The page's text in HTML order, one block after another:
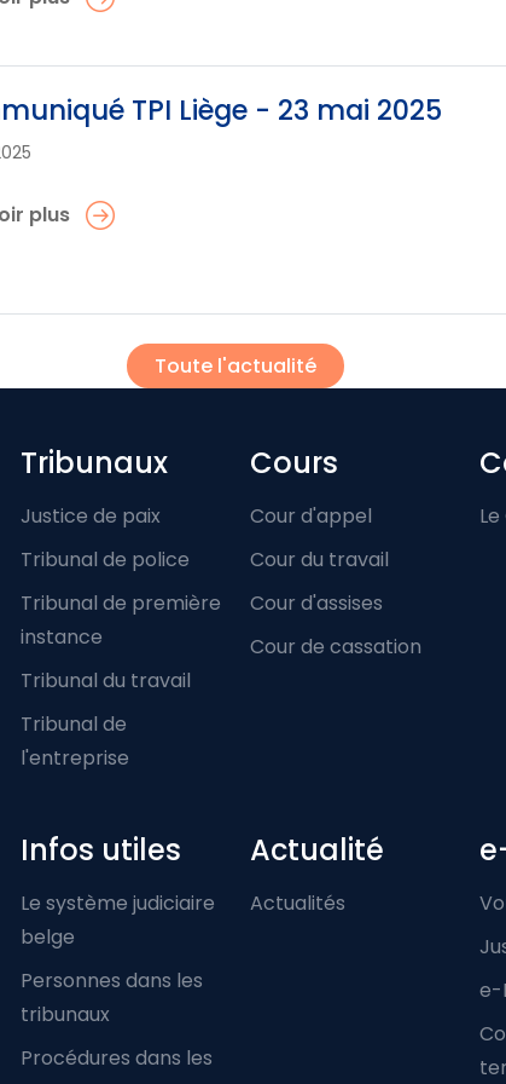
TPI Liège - 23 mai 2025
plus
Toute l'actualité
Footer-menu
Tribunaux
Justice de paix
Tribunal de police
Tribunal de première
instance
Tribunal du travail
Tribunal de
l'entreprise
Cours
Cour d'appel
Cour du travail
Cour d'assises
Cour de cassation
Infos utiles
Le système judiciaire
belge
Personnes dans les
tribunaux
Procédures dans les
Actualité
Actualités
e-